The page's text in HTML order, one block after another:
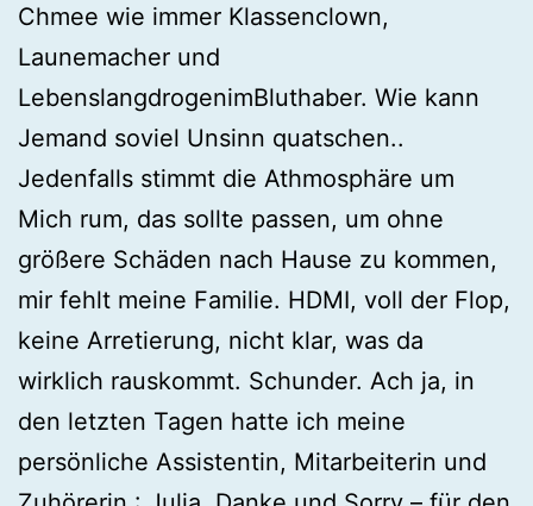
Chmee wie immer Klassenclown,
Launemacher und
LebenslangdrogenimBluthaber. Wie kann
Jemand soviel Unsinn quatschen..
Jedenfalls stimmt die Athmosphäre um
Mich rum, das sollte passen, um ohne
größere Schäden nach Hause zu kommen,
mir fehlt meine Familie. HDMI, voll der Flop,
keine Arretierung, nicht klar, was da
wirklich rauskommt. Schunder. Ach ja, in
den letzten Tagen hatte ich meine
persönliche Assistentin, Mitarbeiterin und